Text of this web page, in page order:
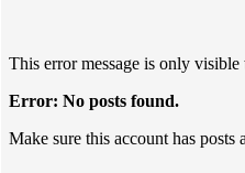
This error message is only visible
Error: No posts found.
Make sure this account has posts